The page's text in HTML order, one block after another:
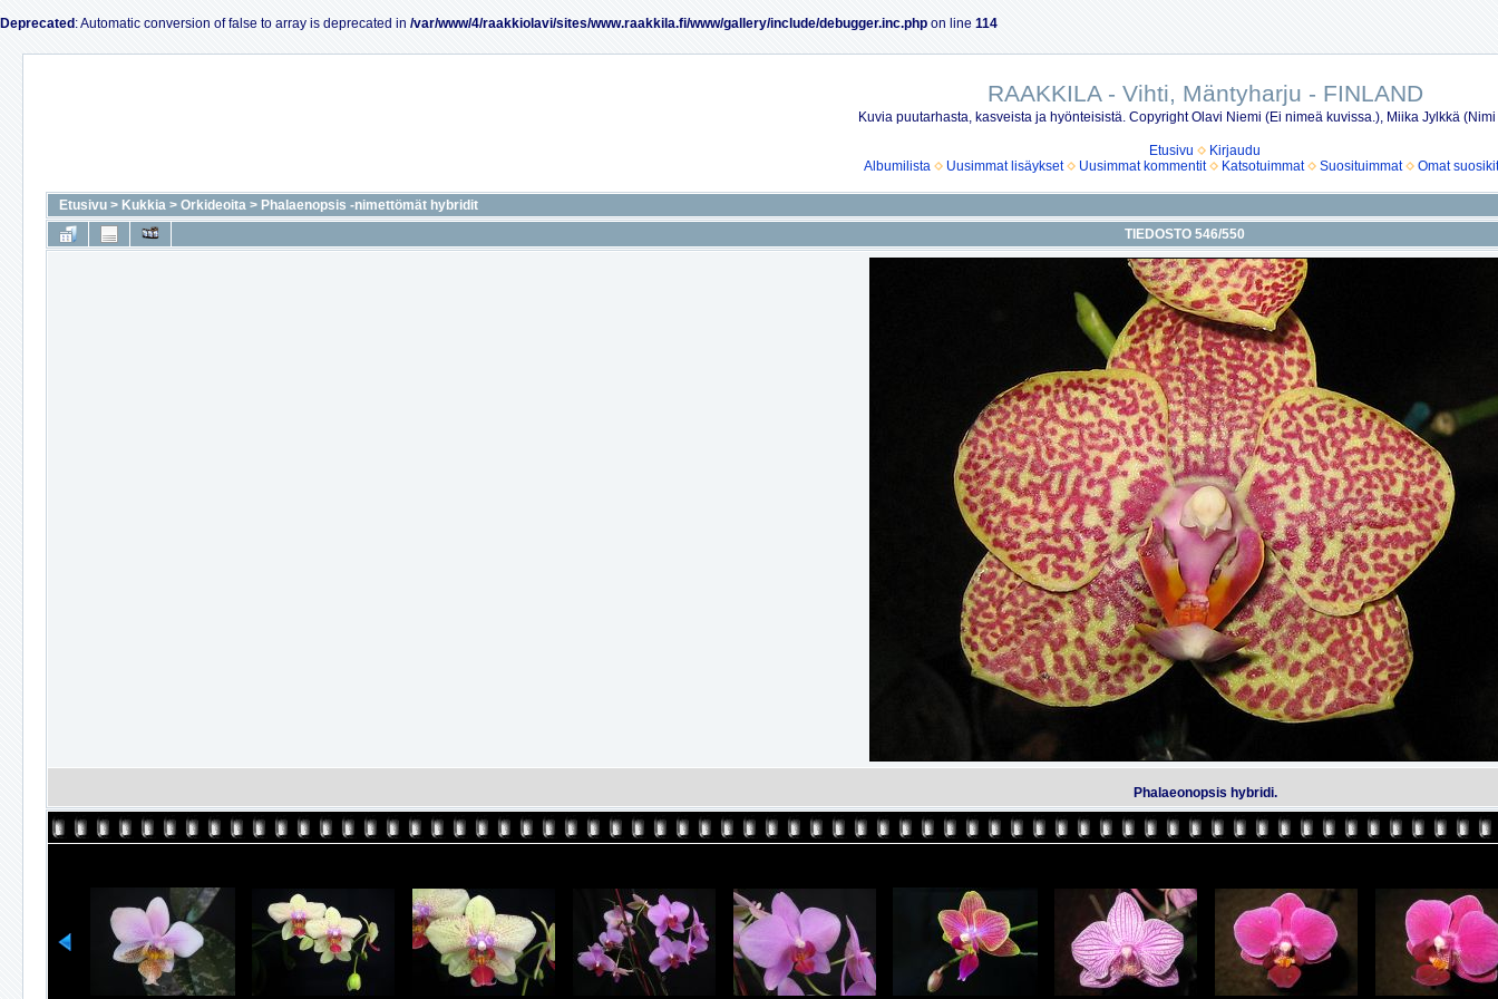
Deprecated : Automatic conversion of false to array is deprecated in /var/www/4/raakkiolavi/sites/www.raakkila.fi/www/gallery/include/debugger.inc.php on line 114
RAAKKILA - Vihti, Mäntyharju - FINLAND
Kuvia puutarhasta, kasveista ja hyönteisistä. Copyright Olavi Niemi (Ei nimeä kuvissa.), Miika Jylkkä
Etusivu
Kirjaudu
Albumilista
Uusimmat lisäykset Uusimmat kommentit Katsotuimmat Suosituimmat Omat suosikit
Etusivu > Kukkia > Orkideoita > Phalaenopsis -nimettömät hybridit
TIEDOSTO 546/550
Phalaeonopsis hybridi.